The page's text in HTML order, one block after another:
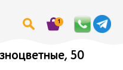
1
50